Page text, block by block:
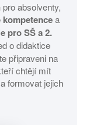
absolventy,
a
pro SŠ a 2.
o didaktice
připraveni na
chtějí mít
formovat jejich